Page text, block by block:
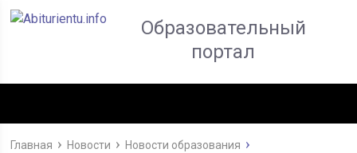
Образовательный
портал
Главная Новости Новости образования